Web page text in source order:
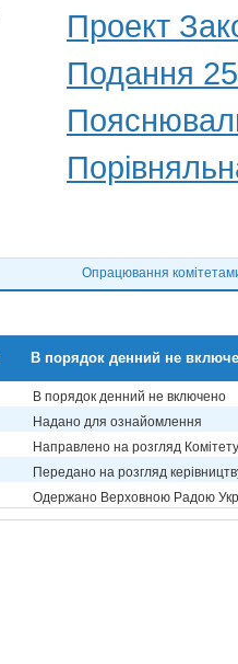
Проект
Подання
Опрацювання
В порядок денний не
В порядок денний не включено
Надано для ознайомлення
Направлено на розгляд Комітету
Передано на розгляд
Одержано Верховною Радою